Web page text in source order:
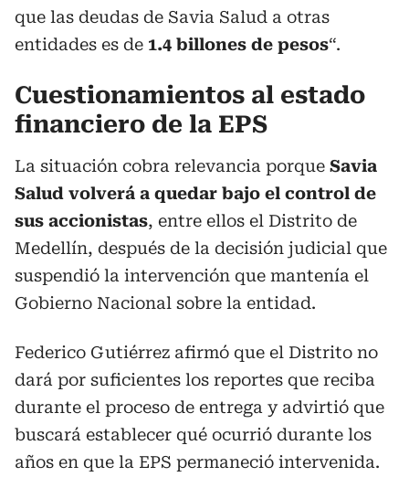
que las deudas de Savia Salud a otras
entidades es de 1.4 billones de pesos“.
Cuestionamientos al estado
financiero de la EPS
La situación cobra relevancia porque Savia
Salud volverá a quedar bajo el control de
sus accionistas, entre ellos el Distrito de
Medellín, después de la decisión judicial que
suspendió la intervención que mantenía el
Gobierno Nacional sobre la entidad.
Federico Gutiérrez afirmó que el Distrito no
dará por suficientes los reportes que reciba
durante el proceso de entrega y advirtió que
buscará establecer qué ocurrió durante los
años en que la EPS permaneció intervenida.